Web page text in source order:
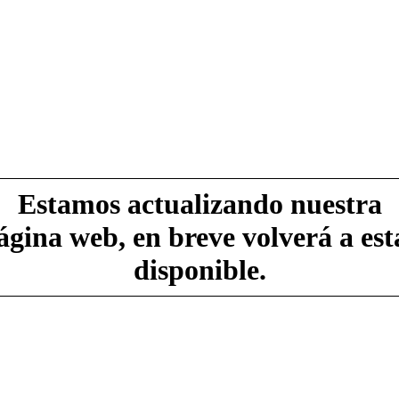
Estamos actualizando nuestra
web, en breve volverá a
disponible.